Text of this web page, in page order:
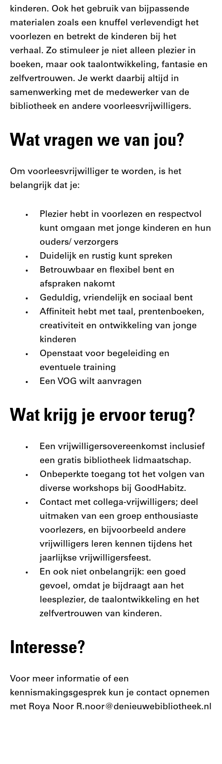
kinderen. Ook het gebruik van bijpassende
materialen zoals een knuffel verlevendigt het
voorlezen en betrekt de kinderen bij het
verhaal. Zo stimuleer je niet alleen plezier in
boeken, maar ook taalontwikkeling, fantasie en
zelfvertrouwen. Je werkt daarbij altijd in
samenwerking met de medewerker van de
bibliotheek en andere voorleesvrijwilligers.
Wat vragen we van jou?
Om voorleesvrijwilliger te worden, is het
belangrijk dat je:
Plezier hebt in voorlezen en respectvol
kunt omgaan met jonge kinderen en hun
ouders/ verzorgers
Duidelijk en rustig kunt spreken
Betrouwbaar en flexibel bent en
afspraken nakomt
Geduldig, vriendelijk en sociaal bent
Affiniteit hebt met taal, prentenboeken,
creativiteit en ontwikkeling van jonge
kinderen
Openstaat voor begeleiding en
eventuele training
Een VOG wilt aanvragen
Wat krijg je ervoor terug?
Een vrijwilligersovereenkomst inclusief
een gratis bibliotheek lidmaatschap.
Onbeperkte toegang tot het volgen van
diverse workshops bij GoodHabitz.
Contact met collega-vrijwilligers; deel
uitmaken van een groep enthousiaste
voorlezers, en bijvoorbeeld andere
vrijwilligers leren kennen tijdens het
jaarlijkse vrijwilligersfeest.
En ook niet onbelangrijk: een goed
gevoel, omdat je bijdraagt aan het
leesplezier, de taalontwikkeling en het
zelfvertrouwen van kinderen.
Interesse?
Voor meer informatie of een
kennismakingsgesprek kun je contact opnemen
met Roya Noor R.noor@denieuwebibliotheek.nl